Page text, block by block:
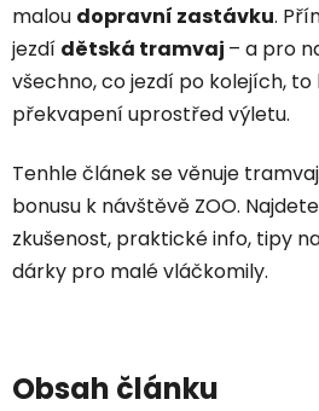
malou dopravní zastávku.
jezdí dětská tramvaj – a pro
všechno, co jezdí po kolejích,
překvapení uprostřed výletu.
Tenhle článek se věnuje
bonusu k návštěvě ZOO.
zkušenost, praktické info, tipy
dárky pro malé vláčkomily.
Obsah článku